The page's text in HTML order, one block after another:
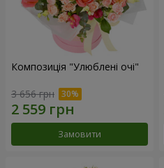
Композиція "Улюблені очі"
3 656 грн
Замовити